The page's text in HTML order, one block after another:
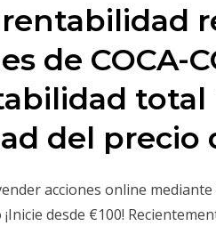
rentabilidad
de COCA-
del precio
acciones online
desde €100!